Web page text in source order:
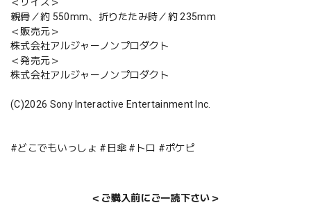
＜サイズ＞
親骨／約 550mm、折りたたみ時／約 235mm
＜販売元＞
株式会社アルジャーノンプロダクト
＜発売元＞
株式会社アルジャーノンプロダクト
(C)2026 Sony Interactive Entertainment Inc.
#どこでもいっしょ #日傘 #トロ #ポケピ
＜ご購入前にご一読下さい＞